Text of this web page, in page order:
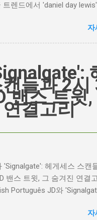
트렌드에서 'daniel day lewis'
이 왜 다시 사람들의 입에
면적으로는 마고 로비가
시작입니다. 하지만 그 이면
술에 대한 깊은 갈망과, 완벽
는 열망이 숨겨져 있습니다
Le Studio on Unsplash 폭
캐스팅 논쟁의 불씨 최근 몇
동시에 우려를 표했습니다.
이미지가 원작 속 히스클
있다는 의견을 제시하며
판에 대해 "기다려 보세요.
자
들과 2시
밴스 트윗,
결고리
'Signalgate': 헤게세스 스캔
밴스 트윗, 그 숨겨진 연결
Português JD와
고리 오늘의 구글 트렌드 인
자